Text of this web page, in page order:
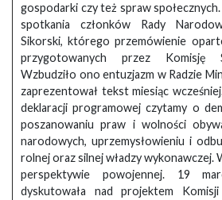
gospodarki czy też spraw
spotkania członków Rady
Sikorski, którego przemówienie
przygotowanych przez Komisję
Wzbudziło ono entuzjazm w Radzie
zaprezentował tekst miesiąc
deklaracji programowej czytamy o
poszanowaniu praw i wolności
narodowych, uprzemysłowieniu i
rolnej oraz silnej władzy wykonawczej.
perspektywie powojennej. 19
dyskutowała nad projektem